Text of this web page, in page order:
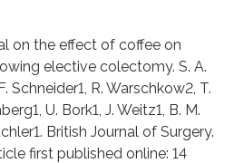
on the effect of coffee on
elective colectomy. S. A.
Schneider1, R. Warschkow2, T.
U. Bork1, J. Weitz1, B. M.
British Journal of Surgery.
first published online: 14